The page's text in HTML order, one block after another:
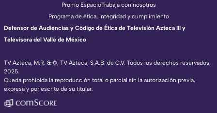
TV Azteca, M.R. & ©, TV Azteca, S.A.B. de C.V. Todos los derechos reservados,
2025.
Queda prohibida la reproducción total o parcial sin la autorización previa,
expresa y por escrito de su titular.
Promo EspacioTrabaja con nosotros
Programa de ética, integridad y cumplimiento
Defensor de Audiencias y Código de Ética de Televisión Azteca III y
Televisora del Valle de México